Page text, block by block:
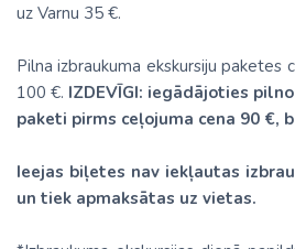
uz Varnu 35 €.
Pilna izbraukuma ekskursiju paketes
100 €. IZDEVĪGI: iegādājoties
paketi pirms ceļojuma cena 90 €,
Ieejas biļetes nav iekļautas
un tiek apmaksātas uz vietas.